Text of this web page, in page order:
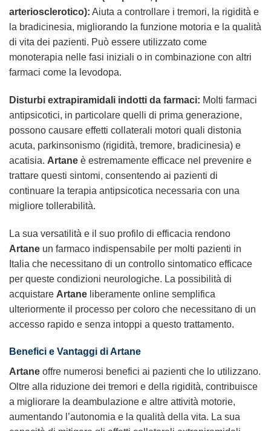
arteriosclerotico): Aiuta a controllare i tremori, la rigidità e
la bradicinesia, migliorando la funzione motoria e la qualità
di vita dei pazienti. Può essere utilizzato come
monoterapia nelle fasi iniziali o in combinazione con altri
farmaci come la levodopa.
Disturbi extrapiramidali indotti da farmaci: Molti farmaci
antipsicotici, in particolare quelli di prima generazione,
possono causare effetti collaterali motori quali distonia
acuta, parkinsonismo (rigidità, tremore, bradicinesia) e
acatisia. Artane è estremamente efficace nel prevenire e
trattare questi sintomi, consentendo ai pazienti di
continuare la terapia antipsicotica necessaria con una
migliore tollerabilità.
La sua versatilità e il suo profilo di efficacia rendono
Artane un farmaco indispensabile per molti pazienti in
Italia che necessitano di un controllo sintomatico efficace
per queste condizioni neurologiche. La possibilità di
acquistare Artane liberamente online semplifica
ulteriormente il processo per coloro che necessitano di un
accesso rapido e senza intoppi a questo trattamento.
Benefici e Vantaggi di Artane
Artane offre numerosi benefici ai pazienti che lo utilizzano.
Oltre alla riduzione dei tremori e della rigidità, contribuisce
a migliorare la deambulazione e altre attività motorie,
aumentando l’autonomia e la qualità della vita. La sua